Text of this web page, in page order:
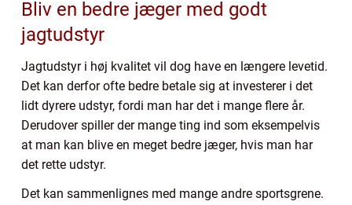
Bliv en bedre jæger med godt
jagtudstyr
Jagtudstyr i høj kvalitet vil dog have en længere levetid.
Det kan derfor ofte bedre betale sig at investerer i det
lidt dyrere udstyr, fordi man har det i mange flere år.
Derudover spiller der mange ting ind som eksempelvis
at man kan blive en meget bedre jæger, hvis man har
det rette udstyr.
Det kan sammenlignes med mange andre sportsgrene.